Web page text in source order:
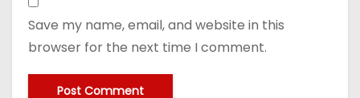
Save my name, email, and website in this
browser for the next time I comment.